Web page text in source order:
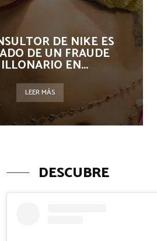
DE NIKE ES
DE UN FRAUDE
EN...
LEER MÁS
DESCUBRE